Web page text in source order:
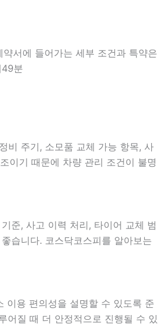
서에 들어가는 세부 조건과 특약은
분
비 주기, 소모품 교체 가능 항목, 사
이기 때문에 차량 관리 조건이 불명
준, 사고 이력 처리, 타이어 교체 범
습니다. 코스닥코스피를 알아보는
용 편의성을 설명할 수 있도록 준
어질 때 더 안정적으로 진행될 수 있